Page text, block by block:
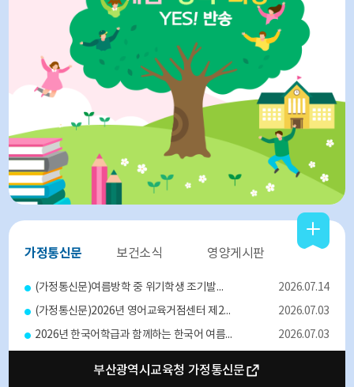
가정통신문
(가정통신문)여름방학 중 위기학생 조기발견 및 대응을 위한 기관 안내
2026.07.14
(가정통신문)2026년 영어교육거점센터 제2외국어 및 특수외국어 프로그램 2기 참가 신청 안내
2026.07.03
2026년 한국어학급과 함께하는 한국어 여름방학캠프 신청 안내
2026.07.03
부산광역시교육청 가정통신문
보건소식 영양게시판